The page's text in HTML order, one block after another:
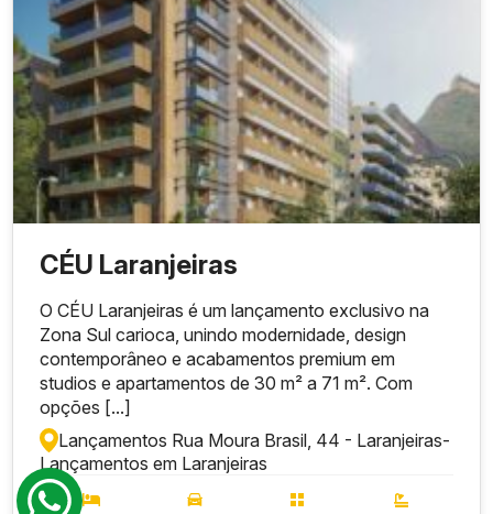
CÉU Laranjeiras
O CÉU Laranjeiras é um lançamento exclusivo na
Zona Sul carioca, unindo modernidade, design
contemporâneo e acabamentos premium em
studios e apartamentos de 30 m² a 71 m². Com
opções [...]
Lançamentos Rua Moura Brasil, 44 - Laranjeiras-
Lançamentos em Laranjeiras